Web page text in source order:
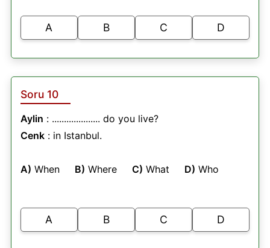
A B C D
Soru 10
Aylin : .................... do you live?
Cenk: in Istanbul.
A) When B) Where C) What D) Who
A B C D